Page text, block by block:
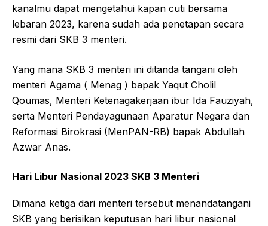
kanalmu dapat mengetahui kapan cuti bersama
lebaran 2023, karena sudah ada penetapan secara
resmi dari SKB 3 menteri.
Yang mana SKB 3 menteri ini ditanda tangani oleh
menteri Agama ( Menag ) bapak Yaqut Cholil
Qoumas, Menteri Ketenagakerjaan ibur Ida Fauziyah,
serta Menteri Pendayagunaan Aparatur Negara dan
Reformasi Birokrasi (MenPAN-RB) bapak Abdullah
Azwar Anas.
Hari Libur Nasional 2023 SKB 3 Menteri
Dimana ketiga dari menteri tersebut menandatangani
SKB yang berisikan keputusan hari libur nasional